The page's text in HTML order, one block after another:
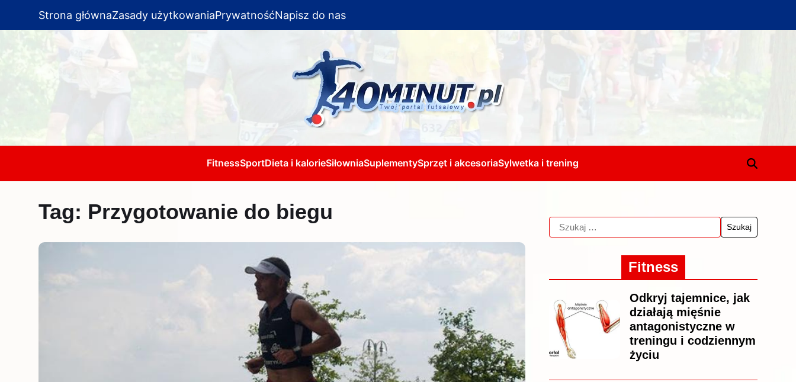
Strona głównaZasady użytkowaniaPrywatnośćNapisz do nas
FitnessSportDieta i kalorieSiłowniaSuplementySprzęt i akcesoriaSylwetka i trening
Tag: Przygotowanie do biegu
Fitness
Odkryj tajemnice, jak
działają mięśnie
antagonistyczne w
treningu i codziennym
życiu